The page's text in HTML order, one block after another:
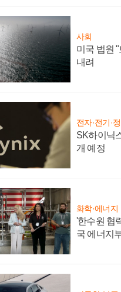
사회
미국 법원
내려
전자·전기·
SK하이닉
개 예정
화학·에너지
'한수원 협
국 에너지